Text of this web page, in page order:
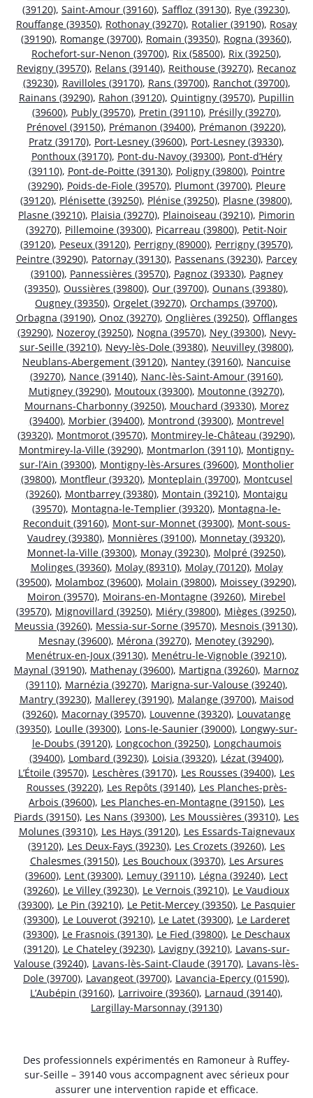
(39120), Saint-Amour (39160), Saffloz (39130), Rye (39230),
Rouffange (39350), Rothonay (39270), Rotalier (39190), Rosay
(39190), Romange (39700), Romain (39350), Rogna (39360),
Rochefort-sur-Nenon (39700), Rix (58500), Rix (39250),
Revigny (39570), Relans (39140), Reithouse (39270), Recanoz
(39230), Ravilloles (39170), Rans (39700), Ranchot (39700),
Rainans (39290), Rahon (39120), Quintigny (39570), Pupillin
(39600), Publy (39570), Pretin (39110), Présilly (39270),
Prénovel (39150), Prémanon (39400), Prémanon (39220),
Pratz (39170), Port-Lesney (39600), Port-Lesney (39330),
Ponthoux (39170), Pont-du-Navoy (39300), Pont-d’Héry
(39110), Pont-de-Poitte (39130), Poligny (39800), Pointre
(39290), Poids-de-Fiole (39570), Plumont (39700), Pleure
(39120), Plénisette (39250), Plénise (39250), Plasne (39800),
Plasne (39210), Plaisia (39270), Plainoiseau (39210), Pimorin
(39270), Pillemoine (39300), Picarreau (39800), Petit-Noir
(39120), Peseux (39120), Perrigny (89000), Perrigny (39570),
Peintre (39290), Patornay (39130), Passenans (39230), Parcey
(39100), Pannessières (39570), Pagnoz (39330), Pagney
(39350), Oussières (39800), Our (39700), Ounans (39380),
Ougney (39350), Orgelet (39270), Orchamps (39700),
Orbagna (39190), Onoz (39270), Onglières (39250), Offlanges
(39290), Nozeroy (39250), Nogna (39570), Ney (39300), Nevy-
sur-Seille (39210), Nevy-lès-Dole (39380), Neuvilley (39800),
Neublans-Abergement (39120), Nantey (39160), Nancuise
(39270), Nance (39140), Nanc-lès-Saint-Amour (39160),
Mutigney (39290), Moutoux (39300), Moutonne (39270),
Mournans-Charbonny (39250), Mouchard (39330), Morez
(39400), Morbier (39400), Montrond (39300), Montrevel
(39320), Montmorot (39570), Montmirey-le-Château (39290),
Montmirey-la-Ville (39290), Montmarlon (39110), Montigny-
sur-l’Ain (39300), Montigny-lès-Arsures (39600), Montholier
(39800), Montfleur (39320), Monteplain (39700), Montcusel
(39260), Montbarrey (39380), Montain (39210), Montaigu
(39570), Montagna-le-Templier (39320), Montagna-le-
Reconduit (39160), Mont-sur-Monnet (39300), Mont-sous-
Vaudrey (39380), Monnières (39100), Monnetay (39320),
Monnet-la-Ville (39300), Monay (39230), Molpré (39250),
Molinges (39360), Molay (89310), Molay (70120), Molay
(39500), Molamboz (39600), Molain (39800), Moissey (39290),
Moiron (39570), Moirans-en-Montagne (39260), Mirebel
(39570), Mignovillard (39250), Miéry (39800), Mièges (39250),
Meussia (39260), Messia-sur-Sorne (39570), Mesnois (39130),
Mesnay (39600), Mérona (39270), Menotey (39290),
Menétrux-en-Joux (39130), Menétru-le-Vignoble (39210),
Maynal (39190), Mathenay (39600), Martigna (39260), Marnoz
(39110), Marnézia (39270), Marigna-sur-Valouse (39240),
Mantry (39230), Mallerey (39190), Malange (39700), Maisod
(39260), Macornay (39570), Louvenne (39320), Louvatange
(39350), Loulle (39300), Lons-le-Saunier (39000), Longwy-sur-
le-Doubs (39120), Longcochon (39250), Longchaumois
(39400), Lombard (39230), Loisia (39320), Lézat (39400),
L’Étoile (39570), Leschères (39170), Les Rousses (39400), Les
Rousses (39220), Les Repôts (39140), Les Planches-près-
Arbois (39600), Les Planches-en-Montagne (39150), Les
Piards (39150), Les Nans (39300), Les Moussières (39310), Les
Molunes (39310), Les Hays (39120), Les Essards-Taignevaux
(39120), Les Deux-Fays (39230), Les Crozets (39260), Les
Chalesmes (39150), Les Bouchoux (39370), Les Arsures
(39600), Lent (39300), Lemuy (39110), Légna (39240), Lect
(39260), Le Villey (39230), Le Vernois (39210), Le Vaudioux
(39300), Le Pin (39210), Le Petit-Mercey (39350), Le Pasquier
(39300), Le Louverot (39210), Le Latet (39300), Le Larderet
(39300), Le Frasnois (39130), Le Fied (39800), Le Deschaux
(39120), Le Chateley (39230), Lavigny (39210), Lavans-sur-
Valouse (39240), Lavans-lès-Saint-Claude (39170), Lavans-lès-
Dole (39700), Lavangeot (39700), Lavancia-Epercy (01590),
L’Aubépin (39160), Larrivoire (39360), Larnaud (39140),
Largillay-Marsonnay (39130)
Des professionnels expérimentés en Ramoneur à Ruffey-
sur-Seille – 39140 vous accompagnent avec sérieux pour
assurer une intervention rapide et efficace.